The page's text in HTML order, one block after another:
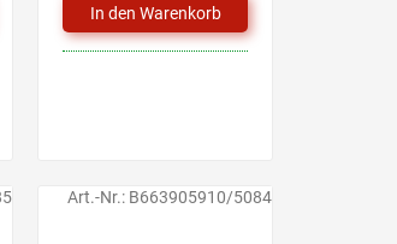
Art.-Nr.: B663905910/5084